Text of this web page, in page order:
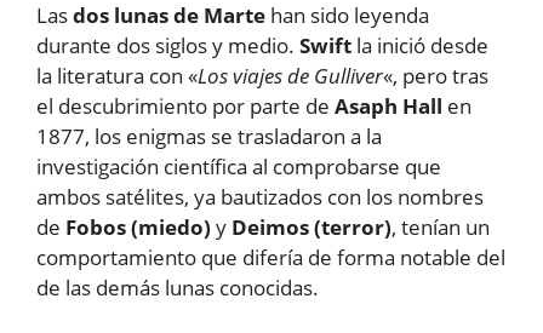
Lasdos lunas de Marte han sido leyenda
durante dos siglos y medio. Swift la inició desde
la literatura con «Los viajes de Gulliver«, pero tras
el descubrimiento por parte de Asaph Hall en
1877, los enigmas se trasladaron a la
investigación científica al comprobarse que
ambos satélites, ya bautizados con los nombres
de Fobos (miedo) y Deimos (terror), tenían un
comportamiento que difería de forma notable del
de las demás lunas conocidas.